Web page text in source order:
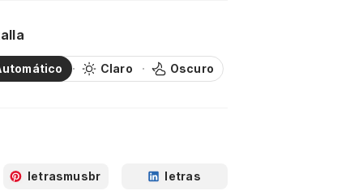
Claro Oscuro
letrasmusbr letras